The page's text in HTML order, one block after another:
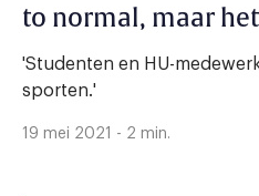
to normal, maar
kant op’
'Studenten en HU-
sporten.'
19 mei 2021 - 2 min.